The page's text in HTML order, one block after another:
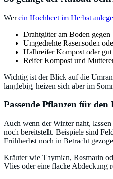
Werein Hochbeet im Herbst
Drahtgitter am Boden
Umgedrehte Rasensoden
Halbreifer Kompost oder
Reifer Kompost und
Wichtig ist der Blick auf die
langlebig, heizen sich aber im
Passende Pflanzen für den
Auch wenn der Winter naht,
noch bereitstellt. Beispiele sind
Frühherbst noch in Betracht
Kräuter wie Thymian, Rosmarin
Vlies oder eine flache Abdeckung